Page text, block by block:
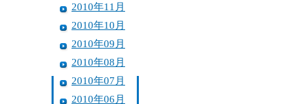
2010年11月
2010年10月
2010年09月
2010年08月
2010年07月
2010年06月